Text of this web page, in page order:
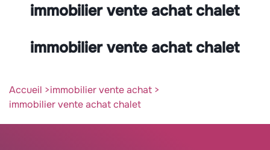
immobilier vente achat chalet
immobilier vente achat chalet
Accueil
immobilier vente achat
immobilier vente achat chalet